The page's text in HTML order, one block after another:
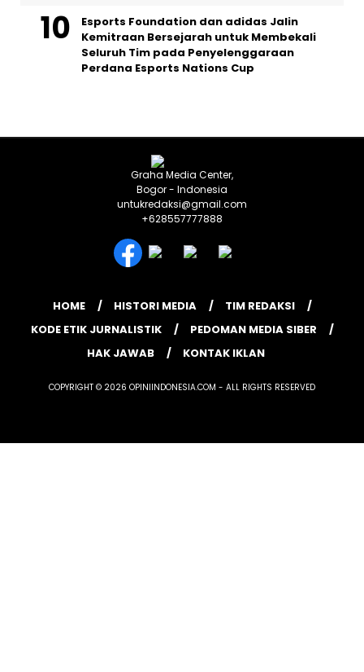
Esports Foundation dan adidas Jalin
Kemitraan Bersejarah untuk Membekali
Seluruh Tim pada Penyelenggaraan
Perdana Esports Nations Cup
Graha Media Center,
Bogor - Indonesia
untukredaksi@gmail.com
+628557777888
HOME HISTORI MEDIA
TIM REDAKSI
KODE ETIK JURNALISTIK
PEDOMAN MEDIA SIBER
HAK JAWAB
KONTAK IKLAN
COPYRIGHT © 2026 OPINIINDONESIA.COM - ALL RIGHTS RESERVED